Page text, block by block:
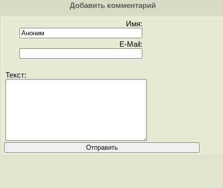
Добавить комментарий
Имя:
E-Mail:
Текст: